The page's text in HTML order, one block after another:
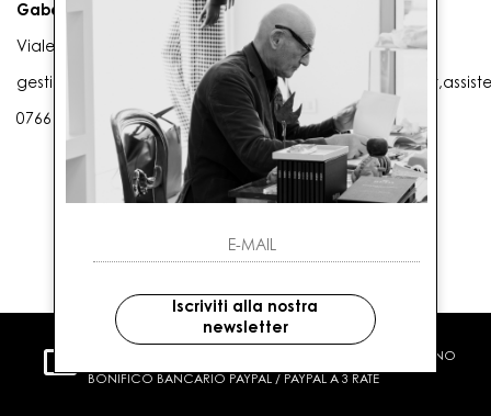
Gaballo Mario srl
Viale G. Matteotti n. 23 00053 Civitavecchia (RM)
0766 25656
CARTA DI CREDITO CONTRASSEGNO
BONIFICO BANCARIO PAYPAL / PAYPAL A 3 RATE
Iscriviti alla nostra
newsletter